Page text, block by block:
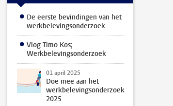
De eerste bevindingen van het
werkbelevingsonderzoek
Vlog Timo Kos;
Werkbelevingsonderzoek
01 april 2025
Doe mee aan het
werkbelevingsonderzoek
2025